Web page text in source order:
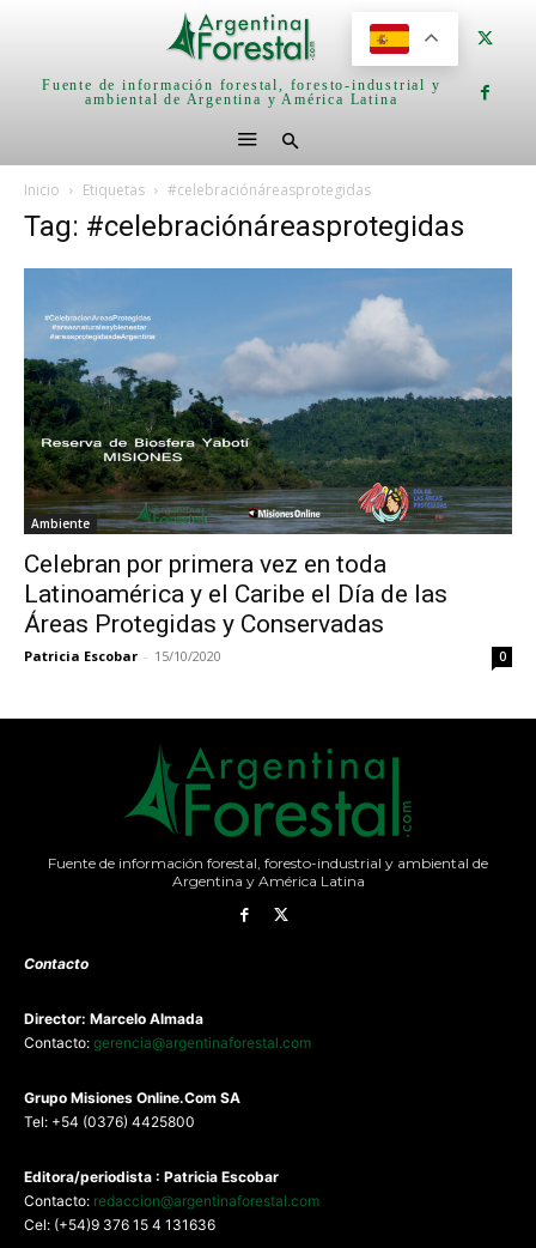
Fuente de información forestal, foresto-industrial y
ambiental de Argentina y América Latina
Inicio Etiquetas #celebraciónáreasprotegidas
Tag: #celebraciónáreasprotegidas
Ambiente
Celebran por primera vez en toda
Latinoamérica y el Caribe el Día de las
Áreas Protegidas y Conservadas
Patricia Escobar - 15/10/2020 0
Fuente de información forestal, foresto-industrial y ambiental de
Argentina y América Latina
Contacto
Director: Marcelo Almada
Contacto: gerencia@argentinaforestal.com
Grupo Misiones Online.Com SA
Tel: +54 (0376) 4425800
Editora/periodista : Patricia Escobar
Contacto: redaccion@argentinaforestal.com
Cel: (+54)9 376 15 4 131636